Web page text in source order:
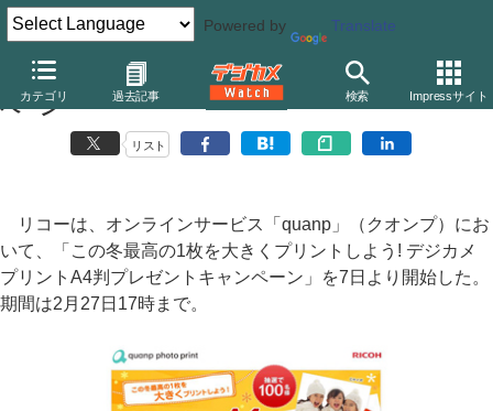
Powered by Translate
カテゴリ 過去記事 検索 Impressサイト
リコー、「quanp」でA4プリントのプレゼントキャン
ペーン
リスト
リコーは、オンラインサービス「quanp」（クオンプ）にお
いて、「この冬最高の1枚を大きくプリントしよう! デジカメ
プリントA4判プレゼントキャンペーン」を7日より開始した。
期間は2月27日17時まで。